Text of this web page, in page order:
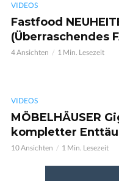
VIDEOS
Fastfood
(Überraschendes
4 Ansichten 1 Min. Lesezeit
VIDEOS
MÖBELHÄUSER
kompletter
10 Ansichten 1 Min. Lesezeit